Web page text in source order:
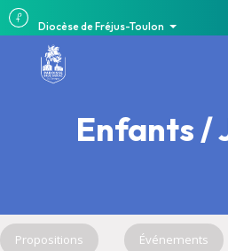
Diocèse de Fréjus-Toulon
Enfants /
Propositions Événements